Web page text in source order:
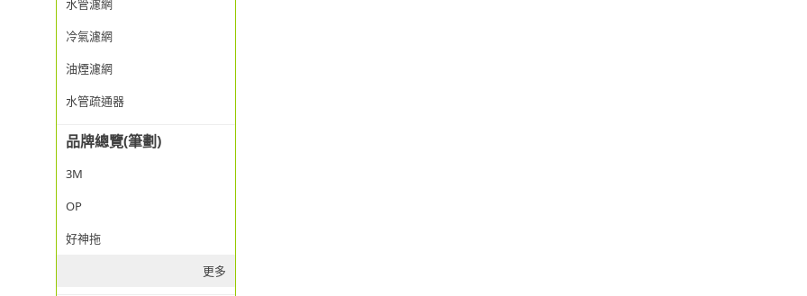
水管濾網
冷氣濾網
油煙濾網
水管疏通器
品牌總覽(筆劃)
3M
OP
好神拖
更多